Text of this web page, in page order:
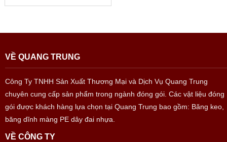
VỀ QUANG TRUNG
Công Ty TNHH Sản Xuất Thương Mại và Dịch Vụ Quang Trung
chuyên cung cấp sản phẩm trong ngành đóng gói. Các vật liệu đóng
gói được khách hàng lựa chọn tại Quang Trung bao gồm: Băng keo,
băng dĩnh màng PE dây đai nhựa.
VỀ CÔNG TY